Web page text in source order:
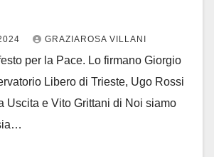
GRAZIAROSA VILLANI
per la Pace. Lo firmano Giorgio
Libero di Trieste, Ugo Rossi
Uscita e Vito Grittani di Noi siamo